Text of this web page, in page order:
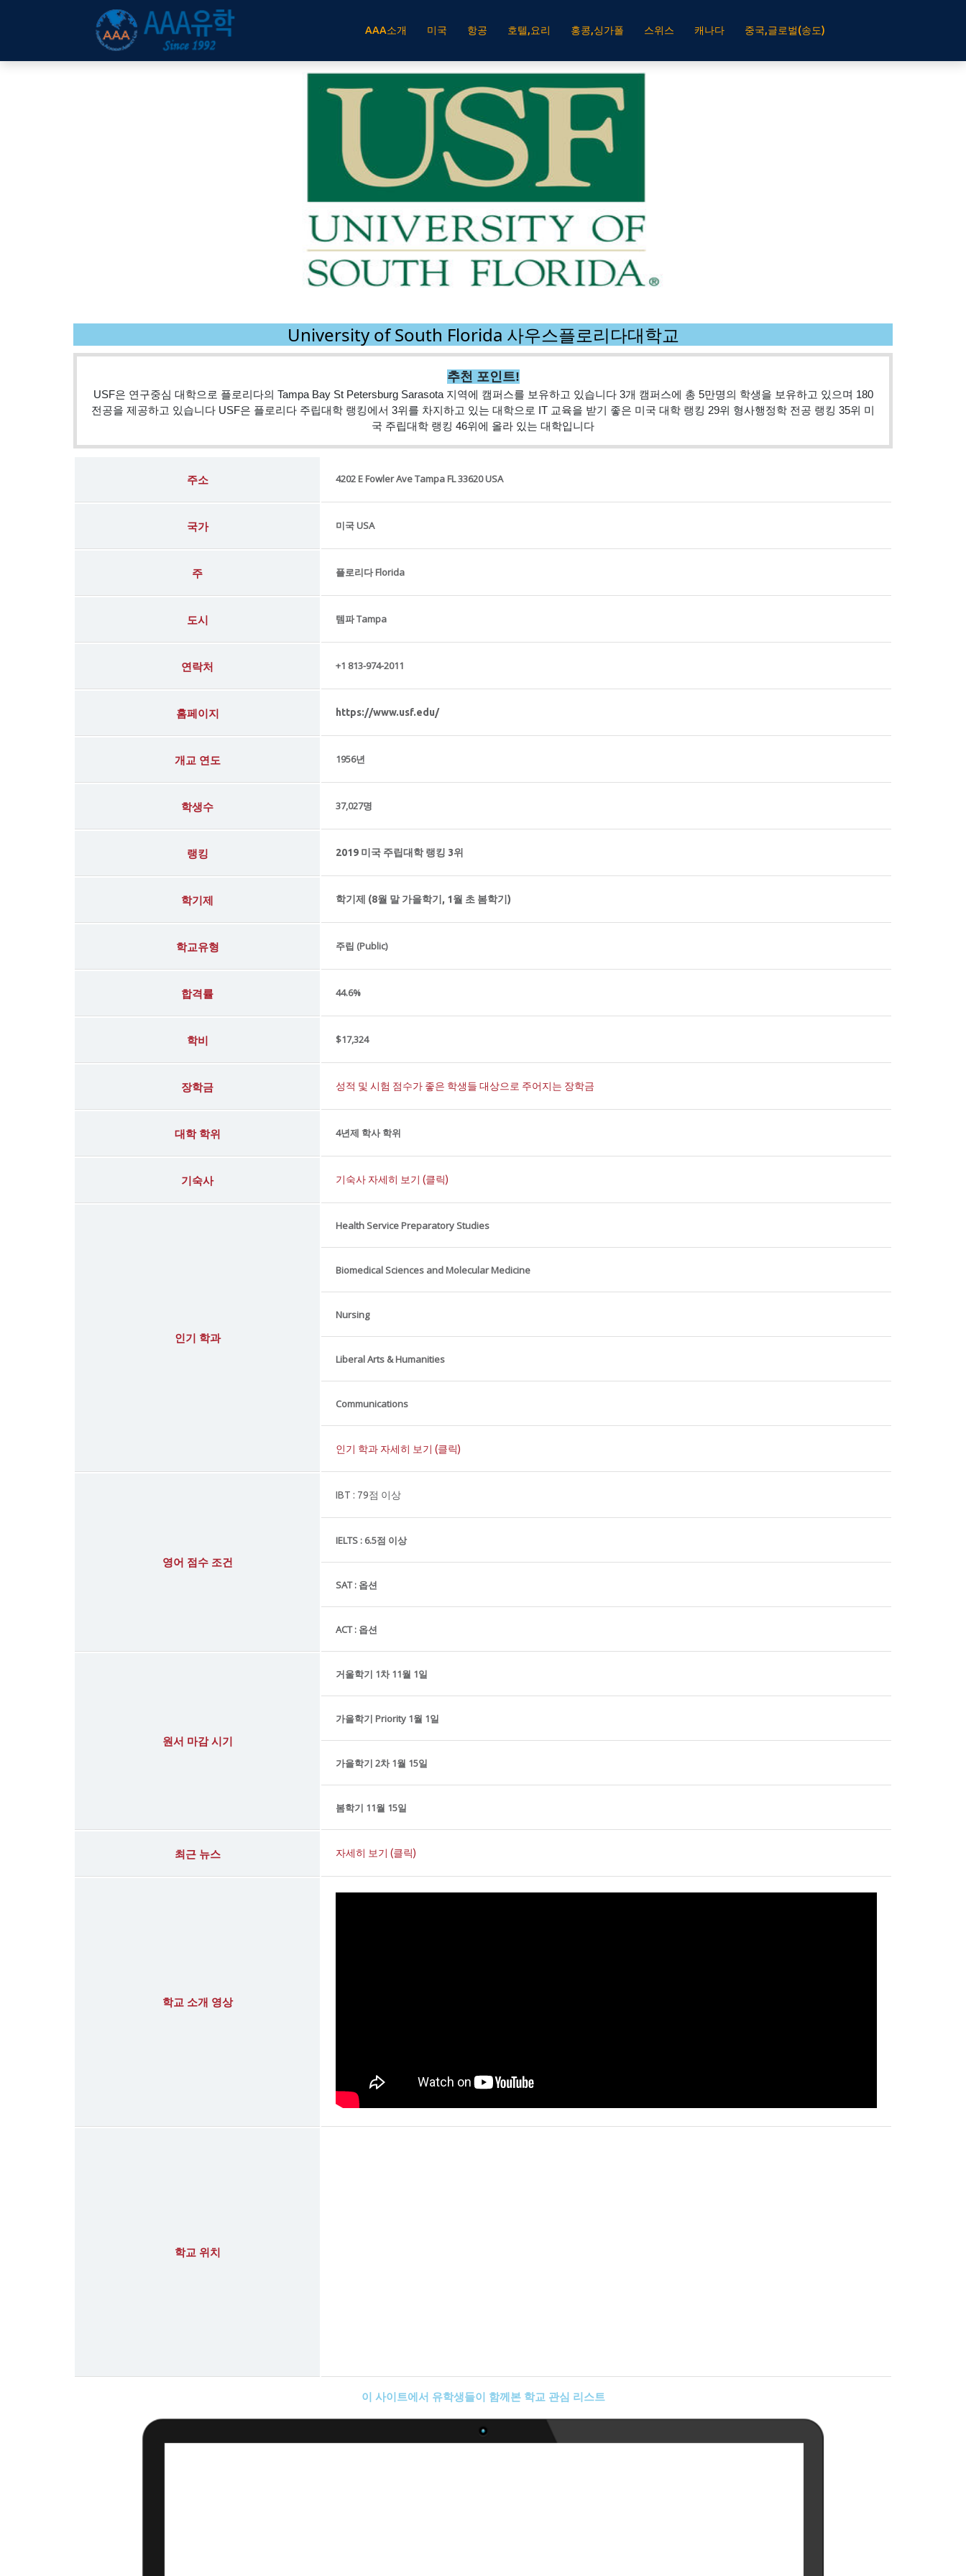
AAA소개 미국 항공 호텔,요리 홍콩,싱가폴 스위스 캐나다 중국,글로벌(송도)
University of South Florida 사우스플로리다대학교
추천 포인트!
USF은 연구중심 대학으로 플로리다의 Tampa Bay St Petersburg Sarasota 지역에 캠퍼스를 보유하고 있습니다 3개 캠퍼스에 총 5만명의 학생을 보유하고 있으며 180
전공을 제공하고 있습니다 USF은 플로리다 주립대학 랭킹에서 3위를 차지하고 있는 대학으로 IT 교육을 받기 좋은 미국 대학 랭킹 29위 형사행정학 전공 랭킹 35위 미
국 주립대학 랭킹 46위에 올라 있는 대학입니다
주소 4202 E Fowler Ave Tampa FL 33620 USA
국가 미국 USA
주 플로리다 Florida
도시 템파 Tampa
연락처 +1 813-974-2011
홈페이지 https://www.usf.edu/
개교 연도 1956년
학생수 37,027명
랭킹 2019 미국 주립대학 랭킹 3위
학기제 학기제 (8월 말 가을학기, 1월 초 봄학기)
학교유형 주립 (Public)
합격률 44.6%
학비 $17,324
장학금 성적 및 시험 점수가 좋은 학생들 대상으로 주어지는 장학금
대학 학위 4년제 학사 학위
기숙사 기숙사 자세히 보기 (클릭)
인기 학과
Health Service Preparatory Studies
Biomedical Sciences and Molecular Medicine
Nursing
Liberal Arts & Humanities
Communications
인기 학과 자세히 보기 (클릭)
영어 점수 조건
IBT : 79점 이상
IELTS : 6.5점 이상
SAT : 옵션
ACT : 옵션
원서 마감 시기
거울학기 1차 11월 1일
가을학기 Priority 1월 1일
가을학기 2차 1월 15일
봄학기 11월 15일
최근 뉴스 자세히 보기 (클릭)
학교 소개 영상
학교 위치
이 사이트에서 유학생들이 함께본 학교 관심 리스트